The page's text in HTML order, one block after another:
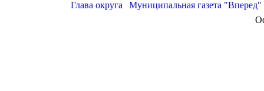
Глава округа Муниципальная газета "Вперед"